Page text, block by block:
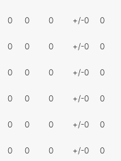
0 0 0 +/-0 0
0 0 0 +/-0 0
0 0 0 +/-0 0
0 0 0 +/-0 0
0 0 0 +/-0 0
0 0 0 +/-0 0